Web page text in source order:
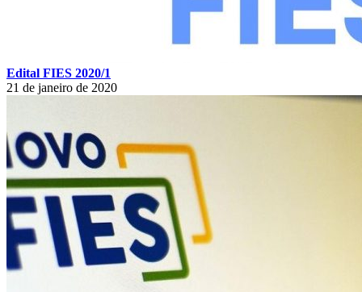
Edital FIES 2020/1
21 de janeiro de 2020